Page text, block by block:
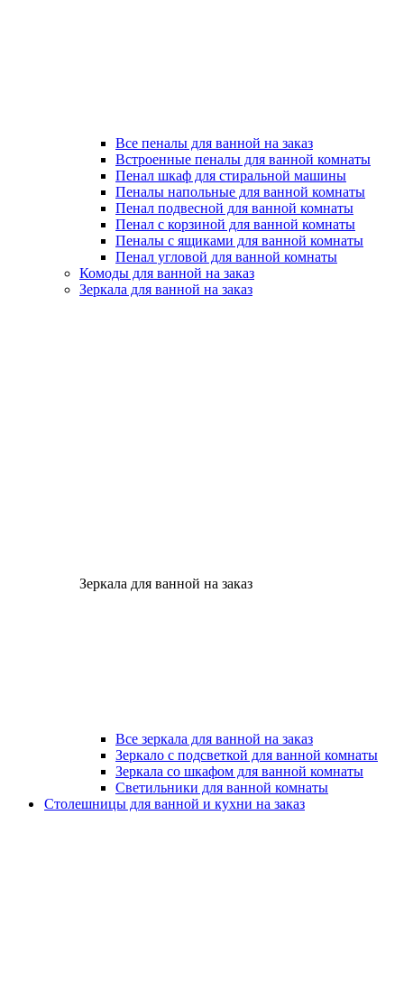
Все пеналы для ванной на заказ
Встроенные пеналы для ванной комнаты
Пенал шкаф для стиральной машины
Пеналы напольные для ванной комнаты
Пенал подвесной для ванной комнаты
Пенал с корзиной для ванной комнаты
Пеналы с ящиками для ванной комнаты
Пенал угловой для ванной комнаты
Комоды для ванной на заказ
Зеркала для ванной на заказ
Зеркала для ванной на заказ
Все зеркала для ванной на заказ
Зеркало с подсветкой для ванной комнаты
Зеркала со шкафом для ванной комнаты
Светильники для ванной комнаты
Столешницы для ванной и кухни на заказ